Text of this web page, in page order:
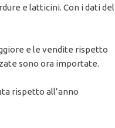
e latticini. Con i dati del
e le vendite rispetto
sono ora importate.
rispetto all’anno